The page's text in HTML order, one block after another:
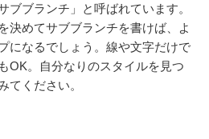
ブブランチ」と呼ばれています。
決めてサブブランチを書けば、よ
になるでしょう。線や文字だけで
OK。自分なりのスタイルを見つ
てください。